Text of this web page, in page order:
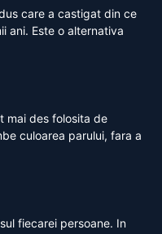
care a castigat din ce
ani. Este o alternativa
mai des folosita de
culoarea parului, fara a
fiecarei persoane. In